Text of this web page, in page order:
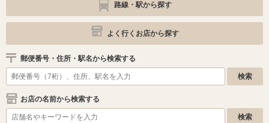
路線・駅から探す
よく行くお店から探す
郵便番号・住所・駅名から検索する
お店の名前から検索する